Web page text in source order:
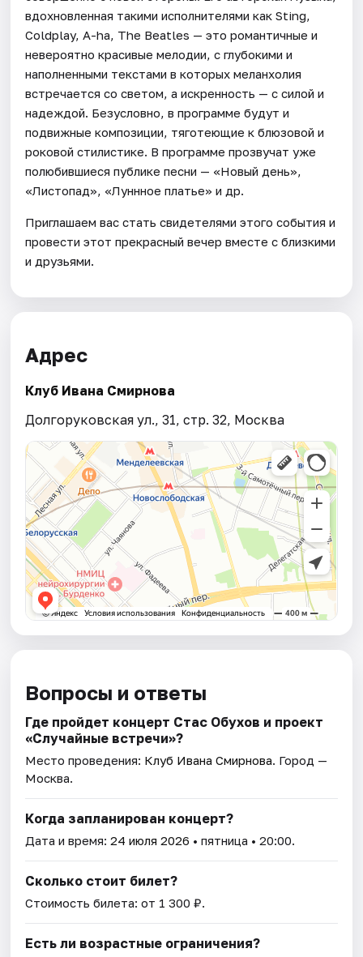
вдохновленная такими исполнителями как Sting,
Coldplay, A-ha, The Beatles — это романтичные и
невероятно красивые мелодии, с глубокими и
наполненными текстами в которых меланхолия
встречается со светом, а искренность — с силой и
надеждой. Безусловно, в программе будут и
подвижные композиции, тяготеющие к блюзовой и
роковой стилистике. В программе прозвучат уже
полюбившиеся публике песни — «Новый день»,
«Листопад», «Луннное платье» и др.
Приглашаем вас стать свидетелями этого события и
провести этот прекрасный вечер вместе с близкими
и друзьями.
Адрес
Клуб Ивана Смирнова
Долгоруковская ул., 31, стр. 32, Москва
Вопросы и ответы
Где пройдет концерт Стас Обухов и проект
«Случайные встречи»?
Место проведения: Клуб Ивана Смирнова. Город —
Москва.
Когда запланирован концерт?
Дата и время:24 июля 2026 • пятница • 20:00.
Сколько стоит билет?
Стоимость билета: от 1 300 ₽.
Есть ли возрастные ограничения?